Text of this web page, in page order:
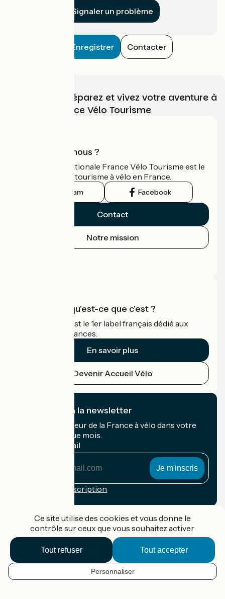
FR
Signaler un problème
Enregistrer Contacter
Choisissez, préparez et vivez votre aventure à
vélo avec France Vélo Tourisme
Qui sommes-nous ?
L'association nationale France Vélo Tourisme est le
guide officiel du tourisme à vélo en France.
Instagram Facebook
Contact
Notre mission
Accueil Vélo qu'est-ce que c'est ?
Accueil Vélo c'est le 1er label français dédié aux
cyclistes en vacances.
En savoir plus
Devenir Accueil Vélo
Je m'abonne à la newsletter
Recevez le meilleur de la France à vélo dans votre
boîte mail chaque mois.
Mon adresse mail
Conditions d'inscription
Accueil Vélo Pro
Contact
Mentions légales
Ce site utilise des cookies et vous donne le
contrôle sur ceux que vous souhaitez activer
Tout accepter
Tout refuser
Personnaliser